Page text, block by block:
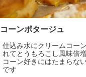
コーンポタージュ
仕込み水にクリームコー
れてとうもろこし風味倍
コーン好きにはたまらな
です